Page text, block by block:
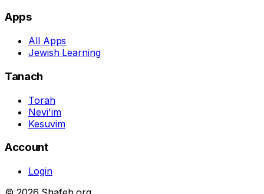
Apps
All Apps
Jewish Learning
Tanach
Torah
Nevi'im
Kesuvim
Account
Login